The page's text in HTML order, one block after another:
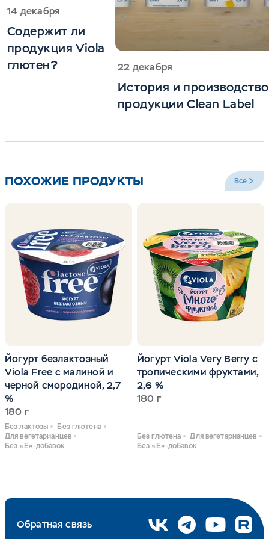
14 декабря
Содержит ли
продукция Viola
глютен?
22 декабря
История и производство
продукции Clean Label
ПОХОЖИЕ ПРОДУКТЫ Все
Йогурт безлактозный
Viola Free с малиной и
черной смородиной, 2,7
%
180 г
Без лактозы
Без глютена
Для вегетарианцев
Без «Е»-добавок
Йогурт Viola Very Berry с
тропическими фруктами,
2,6 %
180 г
Без глютена
Для вегетарианцев
Без «Е»-добавок
Обратная связь